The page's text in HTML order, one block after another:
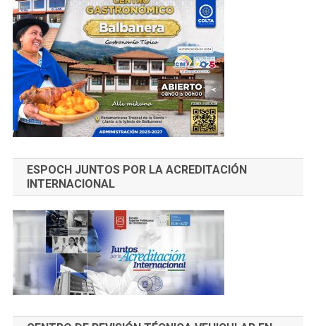
ESPOCH JUNTOS POR LA ACREDITACIÓN
INTERNACIONAL